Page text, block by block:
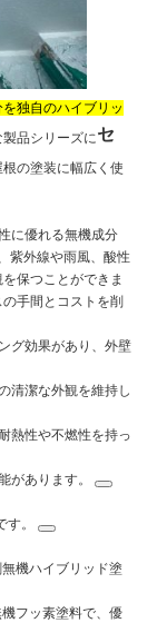
独自のハイブリッ
品シリーズにセ
の塗装に幅広く使
に優れる無機成分
紫外線や雨風、酸性
保つことができま
手間とコストを削
グ効果があり、外壁
清潔な外観を維持し
熱性や不燃性を持っ
があります。
。
機ハイブリッド塗
フッ素塗料で、優